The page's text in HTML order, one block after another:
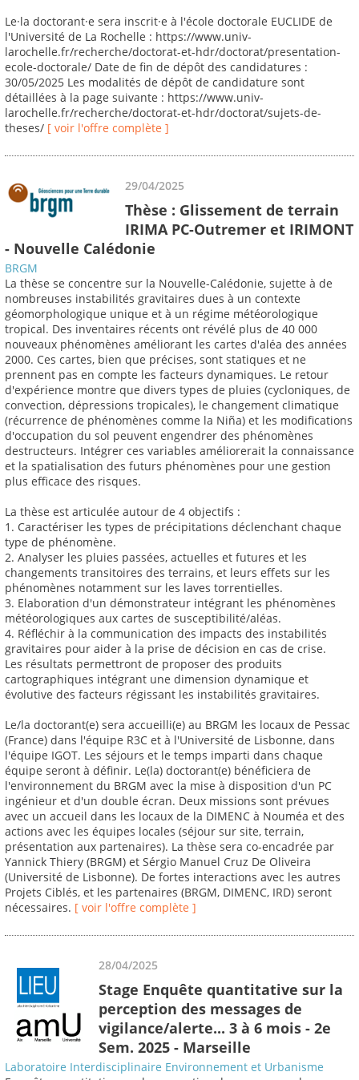
Le·la doctorant·e sera inscrit·e à l'école doctorale EUCLIDE de
l'Université de La Rochelle : https://www.univ-
larochelle.fr/recherche/doctorat-et-hdr/doctorat/presentation-
ecole-doctorale/ Date de fin de dépôt des candidatures :
30/05/2025 Les modalités de dépôt de candidature sont
détaillées à la page suivante : https://www.univ-
larochelle.fr/recherche/doctorat-et-hdr/doctorat/sujets-de-
theses/ [ voir l'offre complète ]
29/04/2025
Thèse : Glissement de terrain
IRIMA PC-Outremer et IRIMONT
- Nouvelle Calédonie
BRGM
La thèse se concentre sur la Nouvelle-Calédonie, sujette à de
nombreuses instabilités gravitaires dues à un contexte
géomorphologique unique et à un régime météorologique
tropical. Des inventaires récents ont révélé plus de 40 000
nouveaux phénomènes améliorant les cartes d'aléa des années
2000. Ces cartes, bien que précises, sont statiques et ne
prennent pas en compte les facteurs dynamiques. Le retour
d'expérience montre que divers types de pluies (cycloniques, de
convection, dépressions tropicales), le changement climatique
(récurrence de phénomènes comme la Niña) et les modifications
d'occupation du sol peuvent engendrer des phénomènes
destructeurs. Intégrer ces variables améliorerait la connaissance
et la spatialisation des futurs phénomènes pour une gestion
plus efficace des risques.
La thèse est articulée autour de 4 objectifs :
1. Caractériser les types de précipitations déclenchant chaque
type de phénomène.
2. Analyser les pluies passées, actuelles et futures et les
changements transitoires des terrains, et leurs effets sur les
phénomènes notamment sur les laves torrentielles.
3. Elaboration d'un démonstrateur intégrant les phénomènes
météorologiques aux cartes de susceptibilité/aléas.
4. Réfléchir à la communication des impacts des instabilités
gravitaires pour aider à la prise de décision en cas de crise.
Les résultats permettront de proposer des produits
cartographiques intégrant une dimension dynamique et
évolutive des facteurs régissant les instabilités gravitaires.
Le/la doctorant(e) sera accueilli(e) au BRGM les locaux de Pessac
(France) dans l'équipe R3C et à l'Université de Lisbonne, dans
l'équipe IGOT. Les séjours et le temps imparti dans chaque
équipe seront à définir. Le(la) doctorant(e) bénéficiera de
l'environnement du BRGM avec la mise à disposition d'un PC
ingénieur et d'un double écran. Deux missions sont prévues
avec un accueil dans les locaux de la DIMENC à Nouméa et des
actions avec les équipes locales (séjour sur site, terrain,
présentation aux partenaires). La thèse sera co-encadrée par
Yannick Thiery (BRGM) et Sérgio Manuel Cruz De Oliveira
(Université de Lisbonne). De fortes interactions avec les autres
Projets Ciblés, et les partenaires (BRGM, DIMENC, IRD) seront
nécessaires. [ voir l'offre complète ]
28/04/2025
Stage Enquête quantitative sur la
perception des messages de
vigilance/alerte... 3 à 6 mois - 2e
Sem. 2025 - Marseille
Laboratoire Interdisciplinaire Environnement et Urbanisme